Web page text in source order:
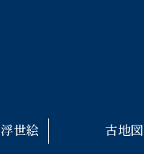
浮世絵 古地図